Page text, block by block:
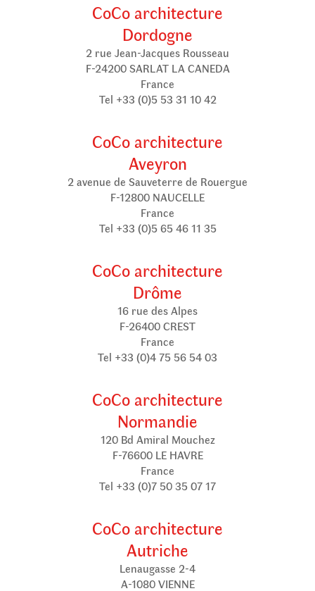
CoCo architecture
Dordogne
2 rue Jean-Jacques Rousseau
F-24200 SARLAT LA CANEDA
France
Tel +33 (0)5 53 31 10 42
CoCo architecture
Aveyron
2 avenue de Sauveterre de Rouergue
F-12800 NAUCELLE
France
Tel +33 (0)5 65 46 11 35
CoCo architecture
Drôme
16 rue des Alpes
F-26400 CREST
France
Tel +33 (0)4 75 56 54 03
CoCo architecture
Normandie
120 Bd Amiral Mouchez
F-76600 LE HAVRE
France
Tel +33 (0)7 50 35 07 17
CoCo architecture
Autriche
Lenaugasse 2-4
A-1080 VIENNE